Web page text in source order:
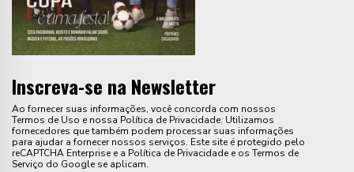
Inscreva-se na Newsletter
Ao fornecer suas informações, você concorda com nossos
Termos de Uso e nossa Política de Privacidade. Utilizamos
fornecedores que também podem processar suas informações
para ajudar a fornecer nossos serviços. Este site é protegido pelo
reCAPTCHA Enterprise e a Política de Privacidade e os Termos de
Serviço do Google se aplicam.